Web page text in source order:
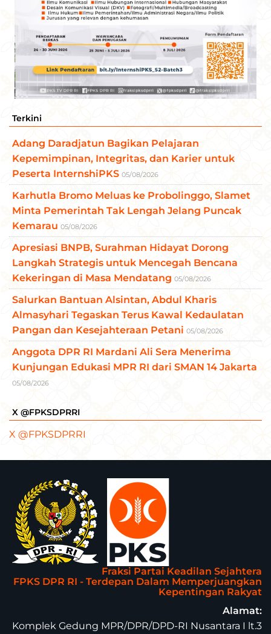
Terkini
Adang Daradjatun Bagikan Pelajaran
Kepemimpinan, Integritas, dan Karier untuk
Peserta InternshiPKS 05/08/2026
Karhutla Bromo Meluas ke Probolinggo, Slamet
Minta Pemerintah Tak Lengah Jelang Puncak
Kemarau 05/08/2026
Apresiasi BNPB, Surahman Hidayat Dorong
Langkah Strategis untuk Mencegah Bencana
Kekeringan di Masa Mendatang 05/08/2026
Salurkan Bantuan Alsintan, Abdul Kharis
Almasyhari Tegaskan Terus Kawal Kedaulatan
Pangan dan Kesejahteraan Petani 05/08/2026
Anggota DPR RI Mardani Ali Sera Menerima
Kunjungan Edukasi MPR RI dari SMAN 14 Jakarta
05/08/2026
X @FPKSDPRRI
X @FPKSDPRRI
Fraksi Partai Keadilan Sejahtera
FPKS DPR RI - Terdepan Dalam Memperjuangkan
Kepentingan Rakyat
Alamat:
Komplek Gedung MPR/DPR/DPD-RI Nusantara I lt.3